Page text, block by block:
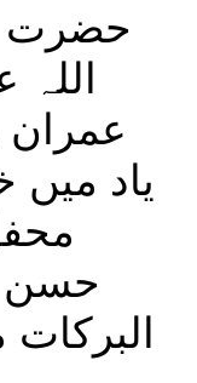
حضرت
یاد میں
حسن